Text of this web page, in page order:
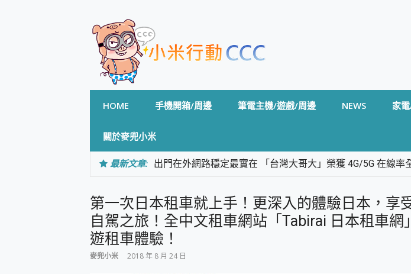
HOME 手機開箱/周邊 筆電主機/遊戲/周邊 NEWS 家
關於麥兜小米
最新文章: 出門在外網路穩定最實在 「台灣大哥大」榮獲 4G/5G 在線率
專為 PC上的 XBOX和掌機設計的 FireCuda X1070 SSD 固態
台灣製攝影機在這裡，100%全無線設計 SpotCam Solo Eco
測
電力超超超持久 MSI 微星 Prestige 14 AI+ D3MG-031TW 14
超懂拍、耐用 AI 街拍機~ realme 16 Pro 開箱評價~ 2 億畫素
第一次日本租車就上手！更深入的體驗日本，享
自駕之旅！全中文租車網站「Tabirai 日本租車網
遊租車體驗！
麥兜小米 2018 年 8 月 24 日